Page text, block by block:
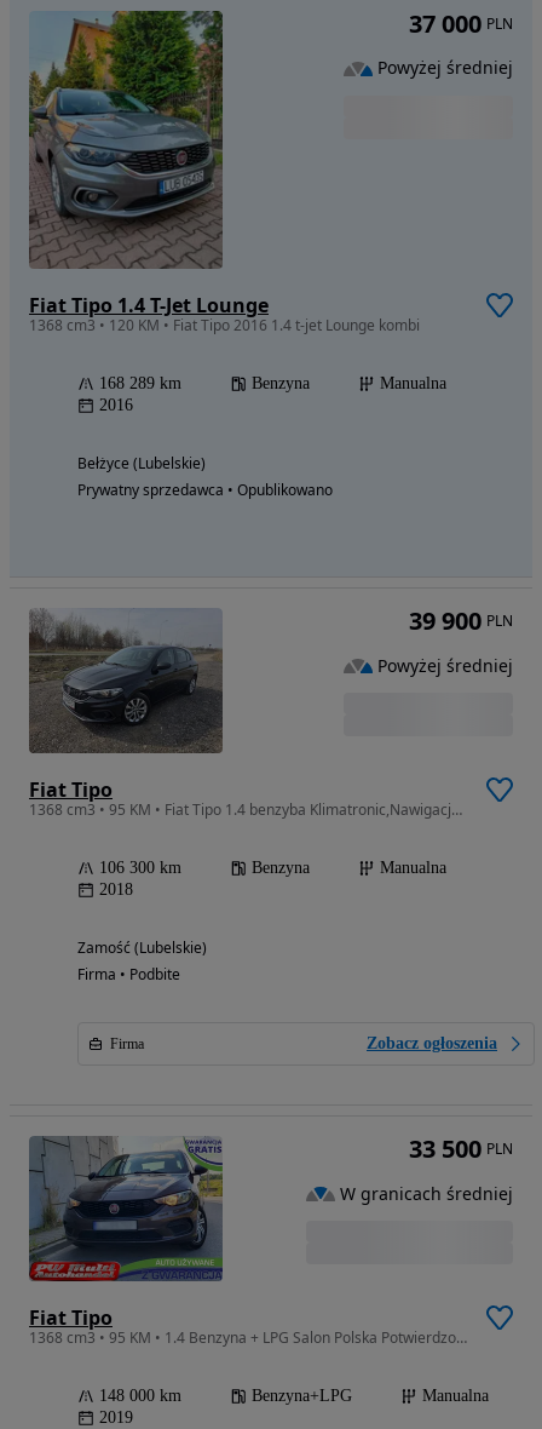
Fiat Tipo 1.4 T-Jet Lounge
1368 cm3 • 120 KM • Fiat Tipo 2016 1.4 t-jet Lounge kombi
168 289 km Benzyna
Manualna
2016
Bełżyce (Lubelskie)
Prywatny sprzedawca • Opublikowano
37 000 PLN
Powyżej średniej
Fiat Tipo
1368 cm3 • 95 KM • Fiat Tipo 1.4 benzyba Klimatronic,Nawigacja,El szyby
106 300 km Benzyna
Manualna
2018
Zamość (Lubelskie)
Firma • Podbite
Firma Zobacz ogłoszenia
39 900 PLN
Powyżej średniej
Fiat Tipo
1368 cm3 • 95 KM • 1.4 Benzyna + LPG Salon Polska Potwierdzony przebieg ZAMIANA GWARANCJA
148 000 km Benzyna+LPG
Manualna
2019
33 500 PLN
W granicach średniej